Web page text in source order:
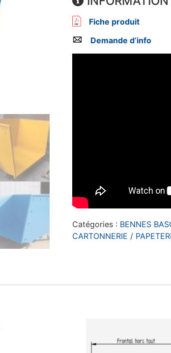
Fiche produit
Demande d’info
Catégories : BENNES
CARTONNERIE /